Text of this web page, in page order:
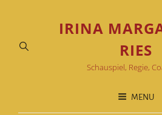
IRINA
RIES
Schauspiel, Regie,
MENU